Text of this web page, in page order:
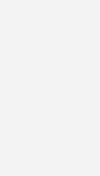
zu spüren.
Wechselrichter
genau auf
Grund: verstärkter
erheblichen